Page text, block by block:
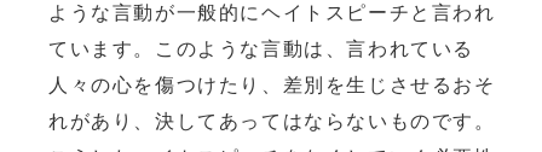
ような言動が一般的にヘイトスピーチと言われ
ています。このような言動は、言われている
人々の心を傷つけたり、差別を生じさせるおそ
れがあり、決してあってはならないものです。